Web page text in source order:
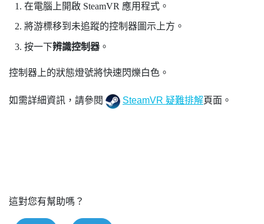
在電腦上開啟 SteamVR 應用程式。
將游標移到未追蹤的控制器圖示上方。
按一下辨識控制器。
控制器上的狀態燈號將快速閃爍白色。
如需詳細資訊，請參閱 SteamVR 疑難排解頁面。
這對您有幫助嗎？